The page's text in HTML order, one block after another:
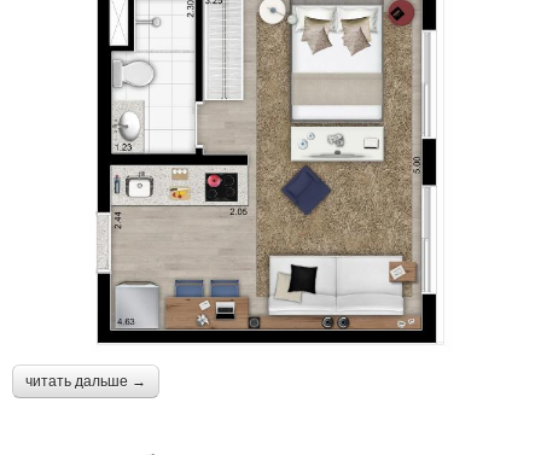
читать дальше →